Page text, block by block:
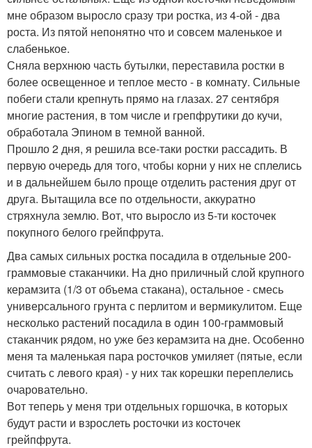
мне образом выросло сразу три ростка, из 4-ой - два
роста. Из пятой непонятно что и совсем маленькое и
слабенькое.
Сняла верхнюю часть бутылки, переставила ростки в
более освещенное и теплое место - в комнату. Сильные
побеги стали крепнуть прямо на глазах. 27 сентября
многие растения, в том числе и грепфрутики до кучи,
обработала Эпином в темной ванной.
Прошло 2 дня, я решила все-таки ростки рассадить. В
первую очередь для того, чтобы корни у них не сплелись
и в дальнейшем было проще отделить растения друг от
друга. Вытащила все по отдельности, аккуратно
стряхнула землю. Вот, что выросло из 5-ти косточек
покупного белого грейпфрута.
Два самых сильных ростка посадила в отдельные 200-
граммовые стаканчики. На дно приличный слой крупного
керамзита (1/3 от объема стакана), остальное - смесь
универсального грунта с перлитом и вермикулитом. Еще
несколько растений посадила в один 100-граммовый
стаканчик рядом, но уже без керамзита на дне. Особенно
меня та маленькая пара росточков умиляет (пятые, если
считать с левого края) - у них так корешки переплелись
очаровательно.
Вот теперь у меня три отдельных горшочка, в которых
будут расти и взрослеть росточки из косточек
грейпфрута.